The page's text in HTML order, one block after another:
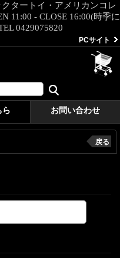
タートイ・アメリカンコレ
11:00 - CLOSE 16:00(時季に
0429075820
PCサイト
ら お問い合わせ
戻る